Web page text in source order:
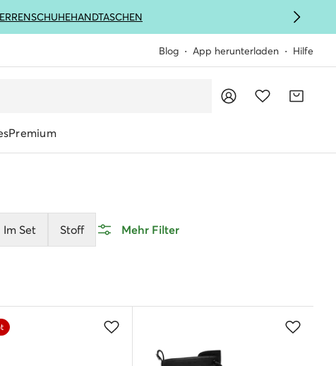
HANDTASCHEN
Blog App herunterladen Hilfe
Premium
Im Set Stoff Mehr Filter